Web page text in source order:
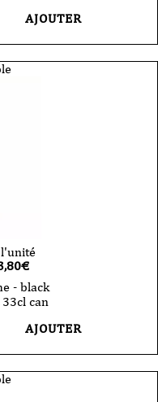
AJOUTER
€
- black
can
AJOUTER